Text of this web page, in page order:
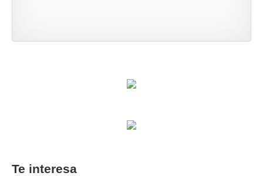
Te interesa